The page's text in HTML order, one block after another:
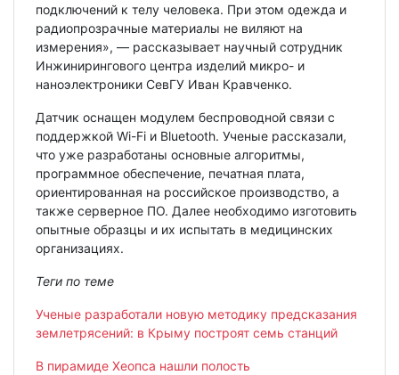
подключений к телу человека. При этом одежда и
радиопрозрачные материалы не виляют на
измерения», — рассказывает научный сотрудник
Инжинирингового центра изделий микро- и
наноэлектроники СевГУ Иван Кравченко.
Датчик оснащен модулем беспроводной связи с
поддержкой Wi-Fi и Bluetooth. Ученые рассказали,
что уже разработаны основные алгоритмы,
программное обеспечение, печатная плата,
ориентированная на российское производство, а
также серверное ПО. Далее необходимо изготовить
опытные образцы и их испытать в медицинских
организациях.
Теги по теме
Ученые разработали новую методику предсказания
землетрясений: в Крыму построят семь станций
В пирамиде Хеопса нашли полость